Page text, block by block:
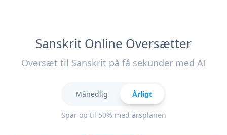
Sanskrit Online Oversætter
Oversæt til Sanskrit på få sekunder med AI
Månedlig Årligt
Spar op til 50% med årsplanen